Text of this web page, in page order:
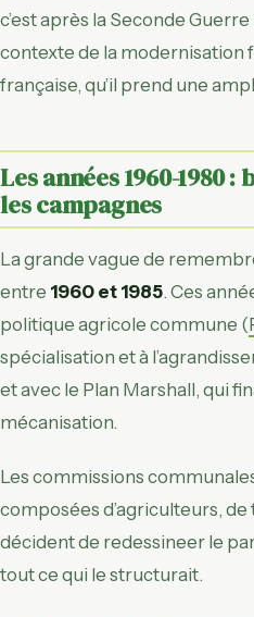
c’est après la Seconde
contexte de la modernisation
française, qu’il prend une
Les années 1960-1980
les campagnes
La grande vague de
entre 1960 et 1985. Ces
politique agricole commune (
spécialisation et à
et avec le Plan Marshall, qui
mécanisation.
Les commissions
composées d’agriculteurs, de
décident de redessineer le
tout ce qui le structurait.